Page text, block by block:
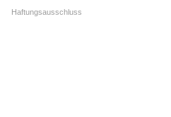
Haftungsausschluss